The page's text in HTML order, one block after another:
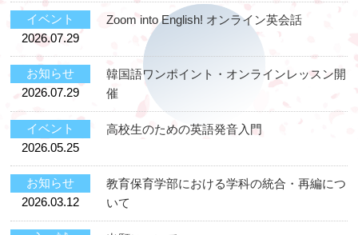
イベント
2026.07.29
Zoom into English! オンライン英会話
お知らせ
2026.07.29
韓国語ワンポイント・オンラインレッスン開
催
イベント
2026.05.25
高校生のための英語発音入門
お知らせ
2026.03.12
教育保育学部における学科の統合・再編につ
いて